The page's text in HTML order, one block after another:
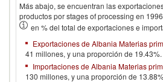
Más abajo, se encuentran las
productos por stages of processing en 1996
en % del total de exportaciones e
Exportaciones de Albania Materias
41 millones, y una proporción de 19.43%.
Importaciones de Albania Materias
130 millones, y una proporción de